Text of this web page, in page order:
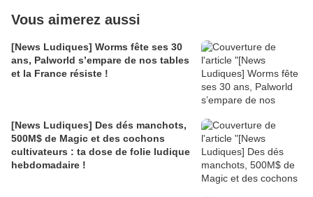
Vous aimerez aussi
[News Ludiques] Worms fête ses 30
ans, Palworld s’empare de nos tables
et la France résiste !
[News Ludiques] Des dés manchots,
500M$ de Magic et des cochons
cultivateurs : ta dose de folie ludique
hebdomadaire !